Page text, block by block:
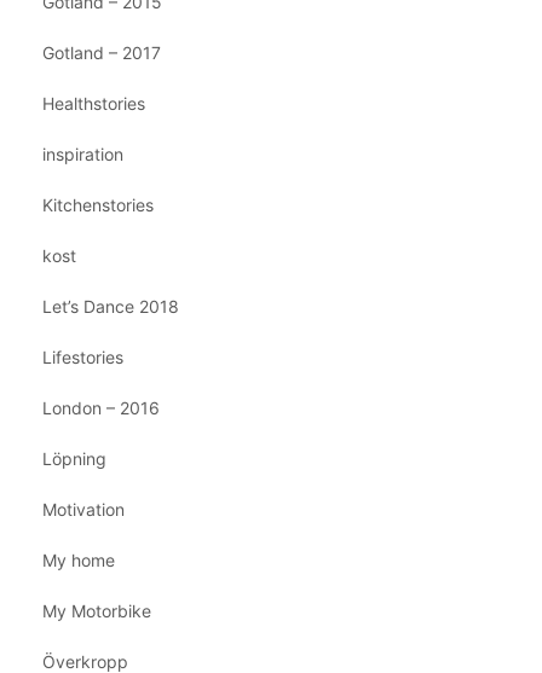
Gotland – 2017
Healthstories
inspiration
Kitchenstories
kost
Let’s Dance 2018
Lifestories
London – 2016
Löpning
Motivation
My home
My Motorbike
Överkropp